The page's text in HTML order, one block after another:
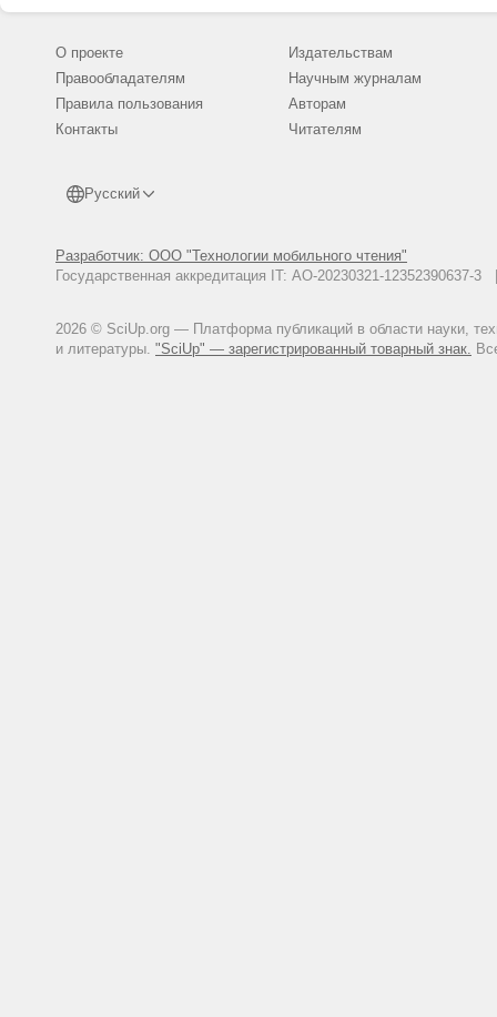
О проекте
Правообладателям
Правила пользования
Контакты
Русский
Разработчик: ООО "Технологии мобильного чтения"
Государственная аккредитация IT: АО-20230321-
2026 © SciUp.org — Платформа публикаций в области науки,
и литературы. "SciUp" — зарегистрированный товарный знак.
Издательствам
Научным журналам
Авторам
Читателям